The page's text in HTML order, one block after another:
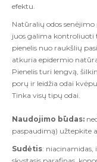
efektu.
Natūralių odos
juos galima kontroliuoti
pienelis nuo raukšlių
atkuria epidermio
Pienelis turi lengvą,
porų ir leidžia odai
Tinka visų tipų odai.
Naudojimo būdas:
paspaudimą) užtepkite
Sudėtis: niacinamidas,